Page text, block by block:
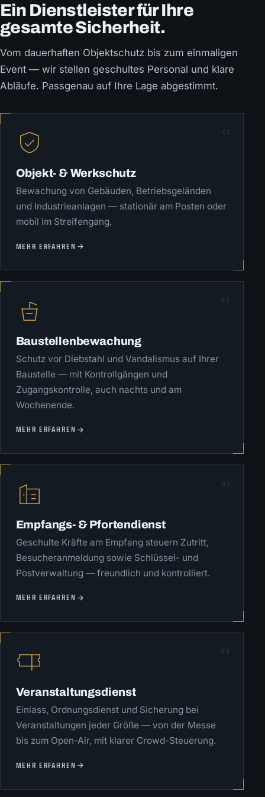
Ein Dienstleister für Ihre
gesamte Sicherheit.
Vom dauerhaften Objektschutz bis zum einmaligen
Event — wir stellen geschultes Personal und klare
Abläufe. Passgenau auf Ihre Lage abgestimmt.
01
Objekt- & Werkschutz
Bewachung von Gebäuden, Betriebsgeländen
und Industrieanlagen — stationär am Posten oder
mobil im Streifengang.
MEHR ERFAHREN
02
Baustellenbewachung
Schutz vor Diebstahl und Vandalismus auf Ihrer
Baustelle — mit Kontrollgängen und
Zugangskontrolle, auch nachts und am
Wochenende.
MEHR ERFAHREN
03
Empfangs- & Pfortendienst
Geschulte Kräfte am Empfang steuern Zutritt,
Besucheranmeldung sowie Schlüssel- und
Postverwaltung — freundlich und kontrolliert.
MEHR ERFAHREN
04
Veranstaltungsdienst
Einlass, Ordnungsdienst und Sicherung bei
Veranstaltungen jeder Größe — von der Messe
bis zum Open-Air, mit klarer Crowd-Steuerung.
MEHR ERFAHREN